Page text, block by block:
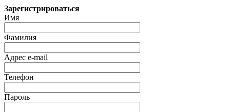
Зарегистрироваться
Имя
Фамилия
Адрес e-mail
Телефон
Пароль